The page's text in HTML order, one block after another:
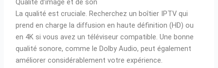
Qualité d’image et de son
La qualité est cruciale. Recherchez un boîtier IPTV qui
prend en charge la diffusion en haute définition (HD) ou
en 4K si vous avez un téléviseur compatible. Une bonne
qualité sonore, comme le Dolby Audio, peut également
améliorer considérablement votre expérience.